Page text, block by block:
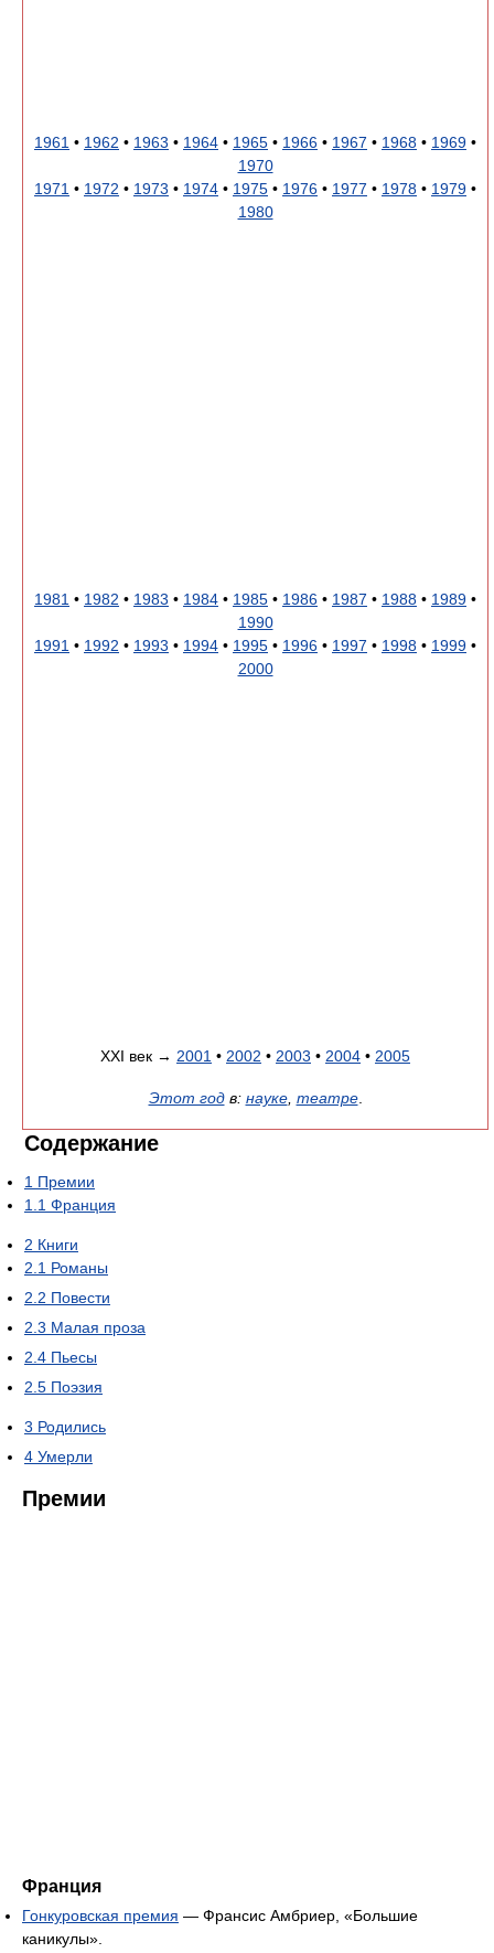
1961 • 1962 • 1963 • 1964 • 1965 • 1966 • 1967 • 1968 • 1969 •
1970
1971 • 1972 • 1973 • 1974 • 1975 • 1976 • 1977 • 1978 • 1979 •
1980
1981 • 1982 • 1983 • 1984 • 1985 • 1986 • 1987 • 1988 • 1989 •
1990
1991 • 1992 • 1993 • 1994 • 1995 • 1996 • 1997 • 1998 • 1999 •
2000
XXI век → 2001 • 2002 • 2003 • 2004 • 2005
Этот годв: науке, театре.
Содержание
1 Премии
1.1 Франция
2 Книги
2.1 Романы
2.2 Повести
2.3 Малая проза
2.4 Пьесы
2.5 Поэзия
3 Родились
4 Умерли
Премии
Франция
Гонкуровская премия — Франсис Амбриер, «Большие
каникулы».